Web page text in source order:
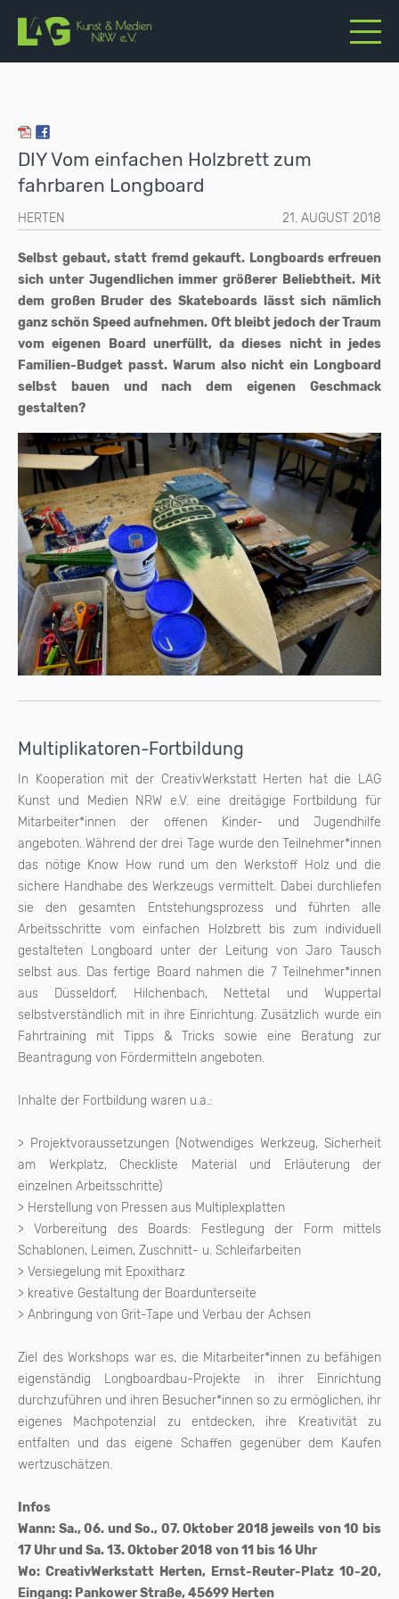
DIY Vom einfachen Holzbrett zum
fahrbaren Longboard
HERTEN 21. AUGUST 2018
Selbst gebaut, statt fremd gekauft. Longboards erfreuen
sich unter Jugendlichen immer größerer Beliebtheit. Mit
dem großen Bruder des Skateboards lässt sich nämlich
ganz schön Speed aufnehmen. Oft bleibt jedoch der Traum
vom eigenen Board unerfüllt, da dieses nicht in jedes
Familien-Budget passt. Warum also nicht ein Longboard
selbst bauen und nach dem eigenen Geschmack
gestalten?
Multiplikatoren-Fortbildung
In Kooperation mit der CreativWerkstatt Herten hat die LAG
Kunst und Medien NRW e.V. eine dreitägige Fortbildung für
Mitarbeiter*innen der offenen Kinder- und Jugendhilfe
angeboten. Während der drei Tage wurde den Teilnehmer*innen
das nötige Know How rund um den Werkstoff Holz und die
sichere Handhabe des Werkzeugs vermittelt. Dabei durchliefen
sie den gesamten Entstehungsprozess und führten alle
Arbeitsschritte vom einfachen Holzbrett bis zum individuell
gestalteten Longboard unter der Leitung von Jaro Tausch
selbst aus. Das fertige Board nahmen die 7 Teilnehmer*innen
aus Düsseldorf, Hilchenbach, Nettetal und Wuppertal
selbstverständlich mit in ihre Einrichtung. Zusätzlich wurde ein
Fahrtraining mit Tipps & Tricks sowie eine Beratung zur
Beantragung von Fördermitteln angeboten.
Inhalte der Fortbildung waren u.a.:
> Projektvoraussetzungen (Notwendiges Werkzeug, Sicherheit
am Werkplatz, Checkliste Material und Erläuterung der
einzelnen Arbeitsschritte)
> Herstellung von Pressen aus Multiplexplatten
> Vorbereitung des Boards: Festlegung der Form mittels
Schablonen, Leimen, Zuschnitt- u. Schleifarbeiten
> Versiegelung mit Epoxitharz
> kreative Gestaltung der Boardunterseite
> Anbringung von Grit-Tape und Verbau der Achsen
Ziel des Workshops war es, die Mitarbeiter*innen zu befähigen
eigenständig Longboardbau-Projekte in ihrer Einrichtung
durchzuführen und ihren Besucher*innen so zu ermöglichen, ihr
eigenes Machpotenzial zu entdecken, ihre Kreativität zu
entfalten und das eigene Schaffen gegenüber dem Kaufen
wertzuschätzen.
Infos
Wann: Sa., 06. und So., 07. Oktober 2018 jeweils von 10 bis
17 Uhr und Sa. 13. Oktober 2018 von 11 bis 16 Uhr
Wo: CreativWerkstatt Herten, Ernst-Reuter-Platz 10-20,
Eingang: Pankower Straße, 45699 Herten